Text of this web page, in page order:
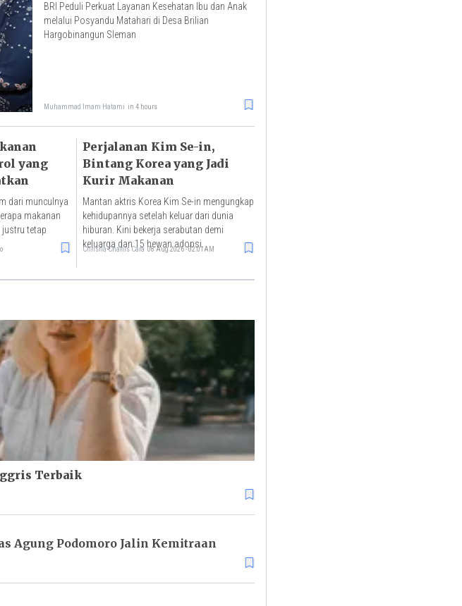
BRI Peduli Perkuat Layanan Kesehatan Ibu dan Anak
melalui Posyandu Matahari di Desa Brilian
Hargobinangun Sleman
Muhammad Imam Hatami in 4 hours
yang
dari munculnya
makanan
tetap
Perjalanan Kim Se-in,
Bintang Korea yang Jadi
Kurir Makanan
Mantan aktris Korea Kim Se-in mengungkap
kehidupannya setelah keluar dari dunia
hiburan. Kini bekerja serabutan demi
keluarga dan 15 hewan adopsi.
Chrisna Chanis Cara 08 Aug 2026 - 02:01AM
Terbaik
Agung Podomoro Jalin Kemitraan